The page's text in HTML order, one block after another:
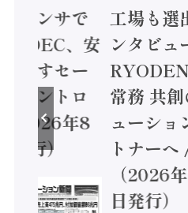
センサで
/ IDEC、安
かすセー
コントロ
2026年8
発行）
工場も選
ンタビュ
常務 共創
ューショ
トナーへ
（2026
日発行）